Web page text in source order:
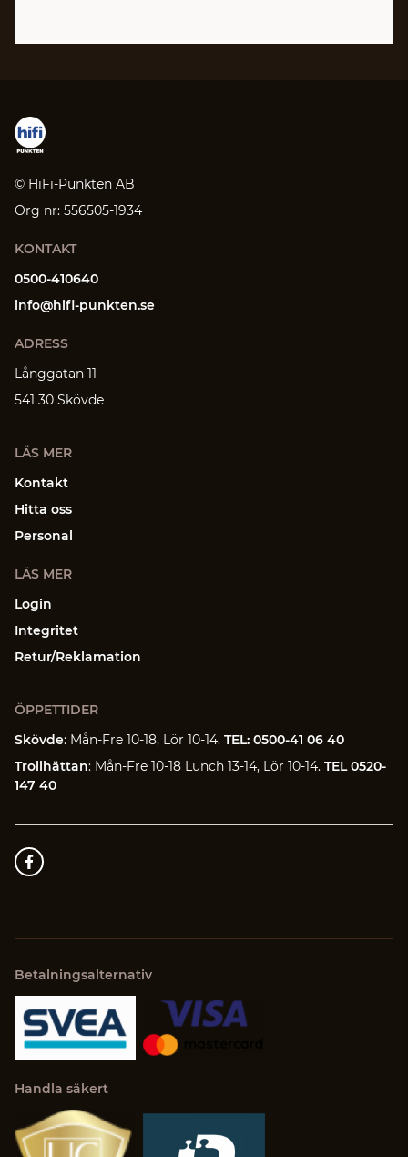
© HiFi-Punkten AB
Org nr: 556505-1934
KONTAKT
0500-410640
info@hifi-punkten.se
ADRESS
Långgatan 11
541 30 Skövde
LÄS MER
Kontakt
Hitta oss
Personal
LÄS MER
Login
Integritet
Retur/Reklamation
ÖPPETTIDER
Skövde: Mån-Fre 10-18, Lör 10-14. TEL: 0500-41 06 40
Trollhättan: Mån-Fre 10-18 Lunch 13-14, Lör 10-14. TEL 0520-
147 40
Betalningsalternativ
Handla säkert